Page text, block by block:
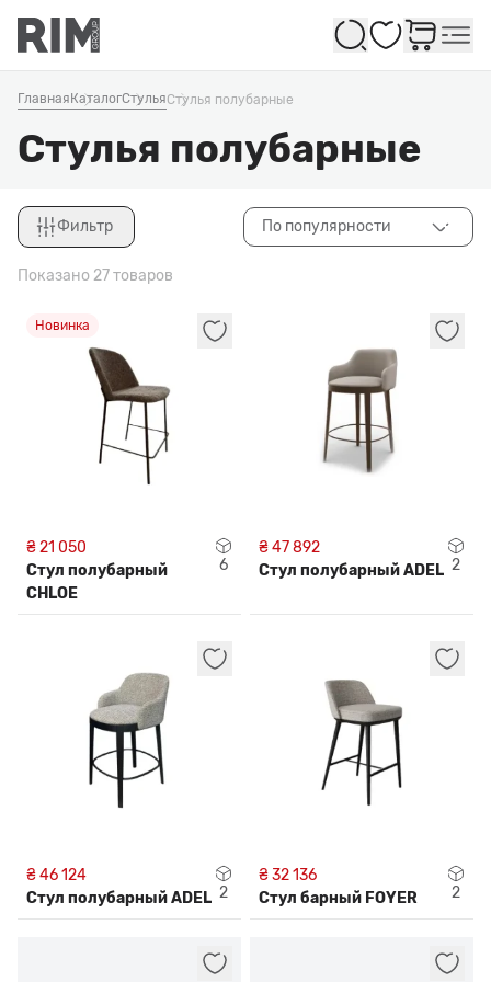
Избранное
Главная КаталогСтульяСтулья полубарные
Стулья полубарные
Фильтр
Закрыть
По популярности
Показано 27 товаров
Новинка
₴ 21 050
Стул полубарный
CHLOE
6
₴ 47 892
Стул полубарный ADEL 2
₴ 46 124
Стул полубарный ADEL 2
₴ 32 136
Стул барный FOYER
2